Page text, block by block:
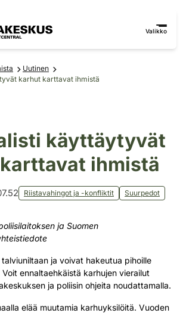
Valikko
Uutinen
karhut karttavat ihmistä
käyttäytyvät
ihmistä
Riistavahingot ja -konfliktit Suurpedot
ja Suomen
ja voivat hakeutua pihoille
ennaltaehkäistä karhujen vierailut
ja poliisin ohjeita noudattamalla.
elää muutamia karhuyksilöitä. Vuoden